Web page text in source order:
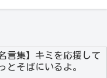
言集】キミを応援して
とそばにいるよ。